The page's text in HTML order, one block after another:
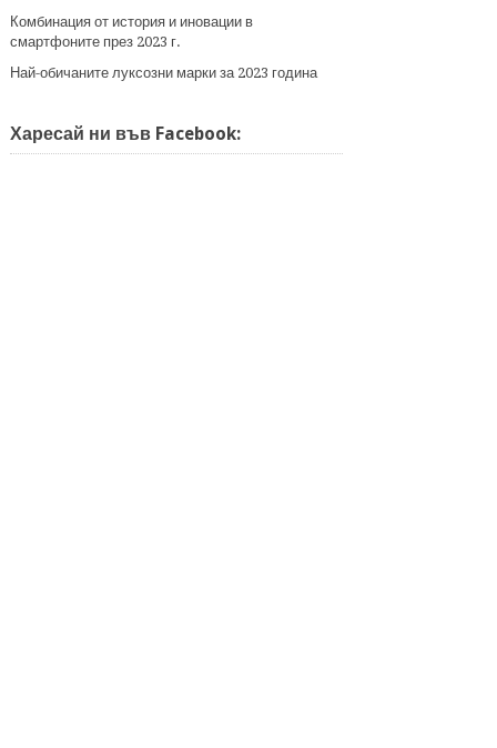
Комбинация от история и иновации в
смартфоните през 2023 г.
Най-обичаните луксозни марки за 2023 година
Харесай ни във Facebook: